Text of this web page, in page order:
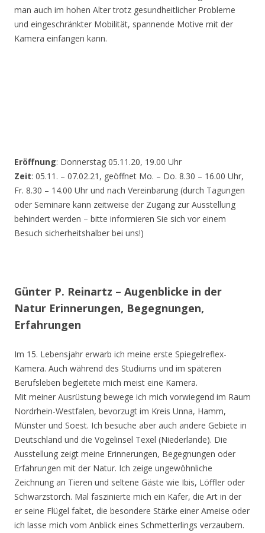
man auch im hohen Alter trotz gesundheitlicher Probleme
und eingeschränkter Mobilität, spannende Motive mit der
Kamera einfangen kann.
Eröffnung: Donnerstag 05.11.20, 19.00 Uhr
Zeit: 05.11. – 07.02.21, geöffnet Mo. – Do. 8.30 – 16.00 Uhr,
Fr. 8.30 – 14.00 Uhr und nach Vereinbarung (durch Tagungen
oder Seminare kann zeitweise der Zugang zur Ausstellung
behindert werden – bitte informieren Sie sich vor einem
Besuch sicherheitshalber bei uns!)
Günter P. Reinartz – Augenblicke in der
Natur Erinnerungen, Begegnungen,
Erfahrungen
Im 15. Lebensjahr erwarb ich meine erste Spiegelreflex-
Kamera. Auch während des Studiums und im späteren
Berufsleben begleitete mich meist eine Kamera.
Mit meiner Ausrüstung bewege ich mich vorwiegend im Raum
Nordrhein-Westfalen, bevorzugt im Kreis Unna, Hamm,
Münster und Soest. Ich besuche aber auch andere Gebiete in
Deutschland und die Vogelinsel Texel (Niederlande). Die
Ausstellung zeigt meine Erinnerungen, Begegnungen oder
Erfahrungen mit der Natur. Ich zeige ungewöhnliche
Zeichnung an Tieren und seltene Gäste wie Ibis, Löffler oder
Schwarzstorch. Mal faszinierte mich ein Käfer, die Art in der
er seine Flügel faltet, die besondere Stärke einer Ameise oder
ich lasse mich vom Anblick eines Schmetterlings verzaubern.